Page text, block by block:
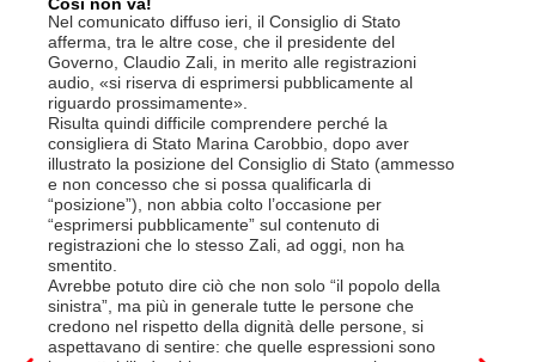
Così non va!
Nel comunicato diffuso ieri, il Consiglio di Stato
afferma, tra le altre cose, che il presidente del
Governo, Claudio Zali, in merito alle registrazioni
audio, «si riserva di esprimersi pubblicamente al
riguardo prossimamente».
Risulta quindi difficile comprendere perché la
consigliera di Stato Marina Carobbio, dopo aver
illustrato la posizione del Consiglio di Stato (ammesso
e non concesso che si possa qualificarla di
“posizione”), non abbia colto l’occasione per
“esprimersi pubblicamente” sul contenuto di
registrazioni che lo stesso Zali, ad oggi, non ha
smentito.
Avrebbe potuto dire ciò che non solo “il popolo della
sinistra”, ma più in generale tutte le persone che
credono nel rispetto della dignità delle persone, si
aspettavano di sentire: che quelle espressioni sono